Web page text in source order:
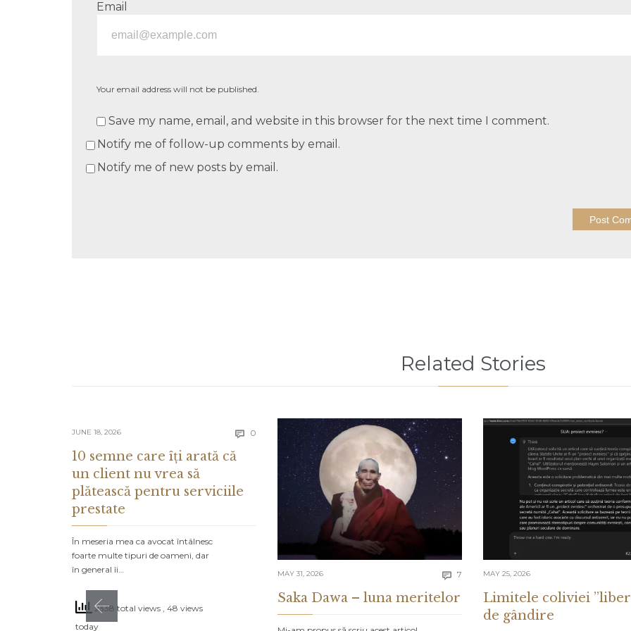
Email
Your email address will not be published.
Save my name, email, and website in this browser for the next time I comment.
Notify me of follow-up comments by email.
Notify me of new posts by email.
Related Stories
JUNE 18, 2026  0 Comments
10 semne care îți arată că
un client nu vrea să
plătească pentru serviciile
prestate
În meseria mea ca avocat întâlnesc
foarte multe tipuri de oameni, dar
în general îi…
2338 total views , 48 views
today
MAY 31, 2026  7 Comments
Saka Dawa – luna meritelor
MAY 25, 2026
Limitele coliviei
de gândire